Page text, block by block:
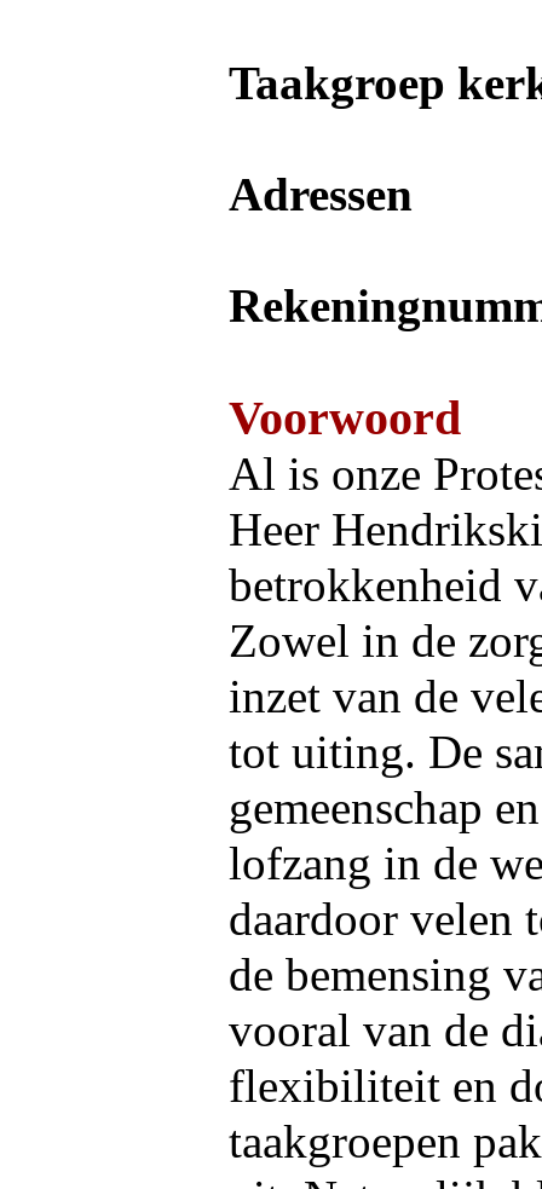
Taakgroep
Adressen
Voorwoord
Al is onze
Heer
betrokkenheid
Zowel in de
inzet van de
tot uiting. De
gemeenschap
lofzang in de
daardoor velen
de bemensing
vooral van de
flexibiliteit en
taakgroepen